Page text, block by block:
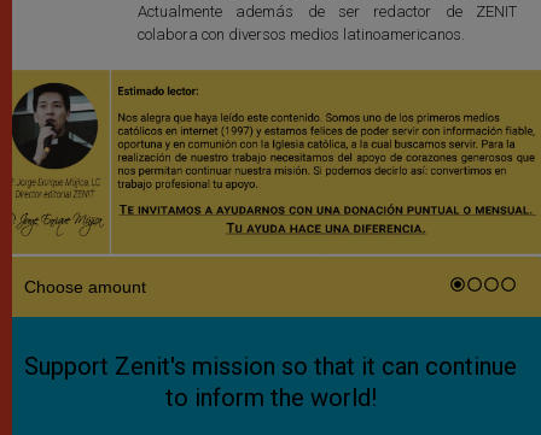
Actualmente además de ser redactor de ZENIT
colabora con diversos medios latinoamericanos.